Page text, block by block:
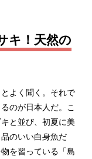
キ！天然の
よく聞く。それで
のが日本人だ。こ
と並び、初夏に美
のいい白身魚だ
を習っている「島